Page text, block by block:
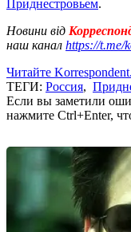
Приднестровьем.
Новини від
наш канал https://t.me/
Читайте
ТЕГИ: Россия,
Если вы заметили
нажмите Ctrl+Enter,